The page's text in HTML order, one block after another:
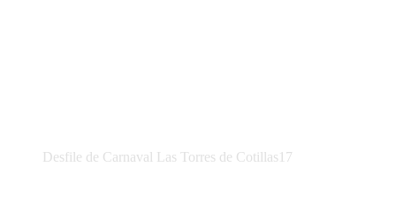
Desfile de Carnaval Las Torres de Cotillas17